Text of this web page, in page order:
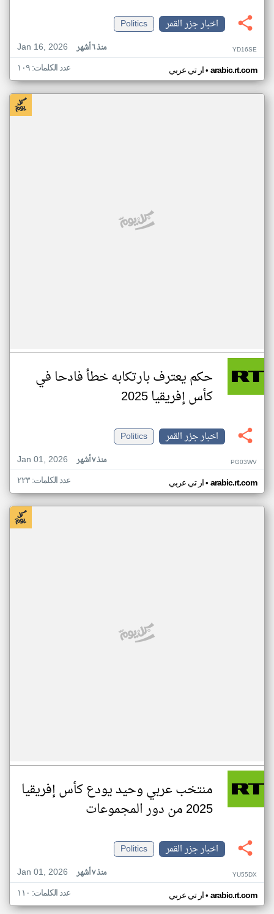
اخبار جزر القمر
Politics
Jan 16, 2026
منذ ٦ أشهر YD16SE
ار تي عربي• arabic.rt.com عدد الكلمات: ١٠٩
حكم يعترف بارتكابه خطأ فادحا في
كأس إفريقيا 2025
اخبار جزر القمر
Politics
Jan 01, 2026
منذ ٧ أشهر PG03WV
ار تي عربي• arabic.rt.com عدد الكلمات: ٢٢٣
منتخب عربي وحيد يودع كأس إفريقيا
2025 من دور المجموعات
اخبار جزر القمر
Politics
Jan 01, 2026
منذ ٧ أشهر YU55DX
ار تي عربي• arabic.rt.com عدد الكلمات: ١١٠